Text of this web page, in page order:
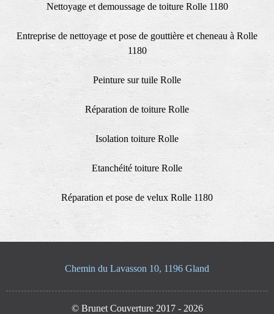
Nettoyage et demoussage de toiture Rolle 1180
Entreprise de nettoyage et pose de gouttière et cheneau à Rolle
1180
Peinture sur tuile Rolle
Réparation de toiture Rolle
Isolation toiture Rolle
Etanchéité toiture Rolle
Réparation et pose de velux Rolle 1180
Chemin du Lavasson 10, 1196 Gland
© Brunet Couverture 2017 - 2026